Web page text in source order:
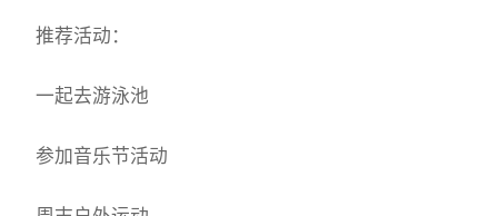
推荐活动：
一起去游泳池
参加音乐节活动